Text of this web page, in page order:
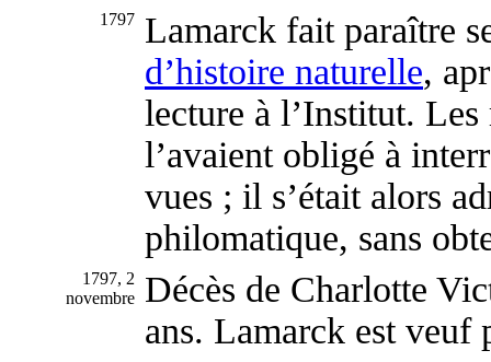
1797 Lamarck fait paraître
d’histoire naturelle,
lecture à l’Institut. Les
l’avaient obligé à
vues ; il s’était alors
philomatique, sans
1797, 2
novembre Décès de Charlotte
ans. Lamarck est veuf